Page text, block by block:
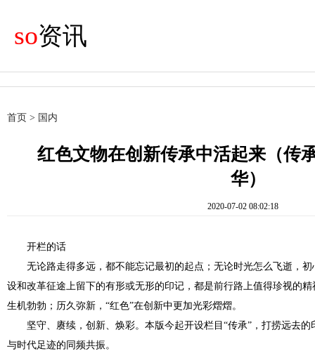
so资讯
首页 > 国内
红色文物在创新传承中活起来（传
华）
2020-07-02 08:02:18
开栏的话
无论路走得多远，都不能忘记最初的起点；无论时光怎么飞逝，
设和改革征途上留下的有形或无形的印记，都是前行路上值得珍视的
生机勃勃；历久弥新，“红色”在创新中更加光彩熠熠。
坚守、赓续，创新、焕彩。本版今起开设栏目“传承”，打捞远去
与时代足迹的同频共振。